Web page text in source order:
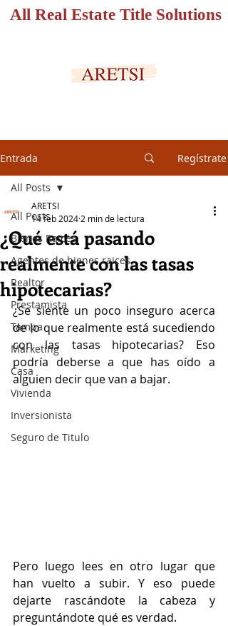
All Real Estate Title Solutions
Entrada Regístrate
All Posts
Bienes Raices
Agentes de bienes raices
Realtor
Prestamista
Tampa
Marketing
Casa
Vivienda
Inversionista
Seguro de Titulo
All Posts
¿Qué está pasando
realmente con las tasas
hipotecarias?
ARETSI
14 feb 2024 2 min de lectura
¿Se siente un poco inseguro acerca
de lo que realmente está sucediendo
con las tasas hipotecarias? Eso
podría deberse a que has oído a
alguien decir que van a bajar.
Pero luego lees en otro lugar que
han vuelto a subir. Y eso puede
dejarte rascándote la cabeza y
preguntándote qué es verdad.